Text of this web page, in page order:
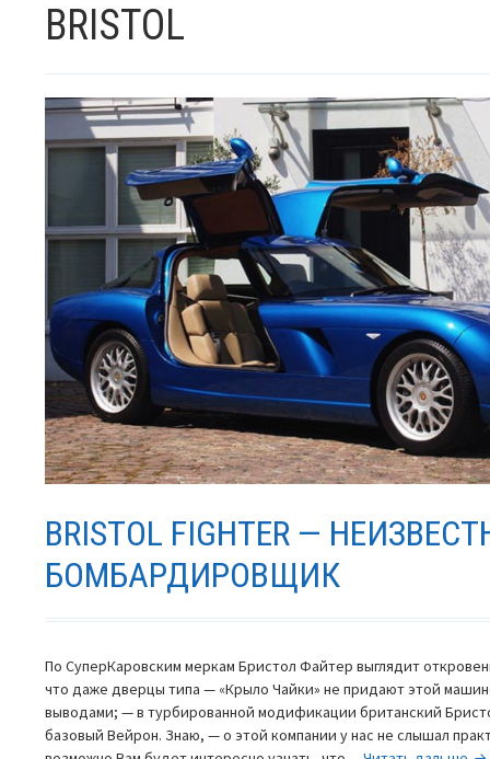
BRISTOL
BRISTOL FIGHTER —
БОМБАРДИРОВЩИК
По СуперКаровским меркам Бристол Файтер выглядит
что даже дверцы типа — «Крыло Чайки» не придают этой
выводами; — в турбированной модификации британский
базовый Вейрон. Знаю, — о этой компании у нас не слышал